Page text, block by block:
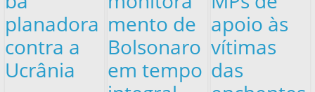
planadora
contra a
Ucrânia
mento de
Bolsonaro
em tempo
apoio às
vítimas
das